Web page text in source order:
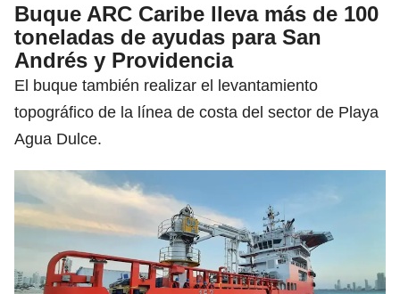
Buque ARC Caribe lleva más de 100
toneladas de ayudas para San
Andrés y Providencia
El buque también realizar el levantamiento
topográfico de la línea de costa del sector de Playa
Agua Dulce.